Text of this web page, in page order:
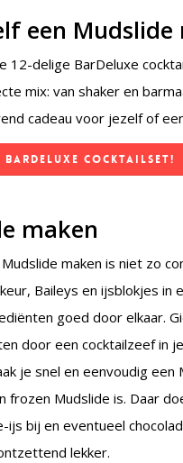
een Mudslide
12-delige BarDeluxe
mix: van shaker en
cadeau voor jezelf of
BarDeluxe Cocktailset!
maken
maken is niet zo
Baileys en ijsblokjes in
goed door elkaar.
door een cocktailzeef in
je snel en eenvoudig een
frozen Mudslide is. Daar
ijs bij en eventueel
lekker.